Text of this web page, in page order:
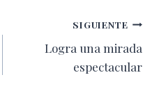
SIGUIENTE
Logra una mirada
espectacular